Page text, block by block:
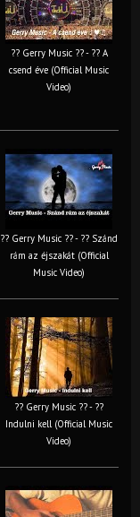
?? Gerry Music ?? - ?? A
csend éve (Official Music
Video)
?? Gerry Music ?? - ?? Szánd
rám az éjszakát (Official
Music Video)
?? Gerry Music ?? - ??
Indulni kell (Official Music
Video)